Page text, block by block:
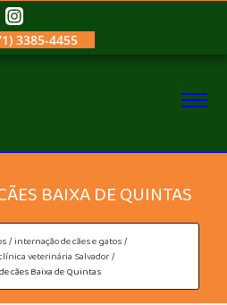
3385-4455
BAIXA DE QUINTAS
internação de cães e gatos
veterinária Salvador
cães Baixa de Quintas